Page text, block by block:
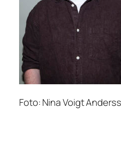
Foto: Nina Voigt